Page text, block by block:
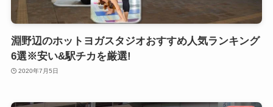
淵野辺のホットヨガスタジオおすすめ人気ランキング
6選※安い&駅チカを厳選!
2020年7月5日